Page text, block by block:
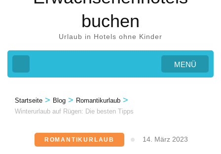
buchen
Urlaub in Hotels ohne Kinder
MENÜ
Startseite > Blog > Romantikurlaub >
Winterurlaub auf Rügen: Die besten Tipps
ROMANTIKURLAUB 14. März 2023